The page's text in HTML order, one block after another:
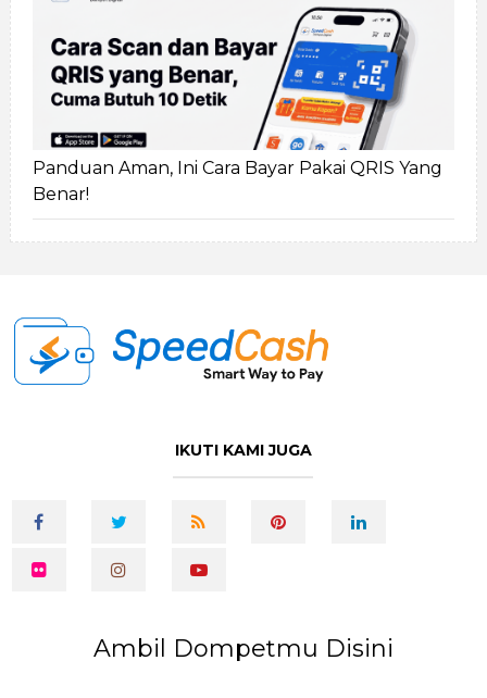
Panduan Aman, Ini Cara Bayar Pakai QRIS Yang
Benar!
IKUTI KAMI JUGA
Ambil Dompetmu Disini